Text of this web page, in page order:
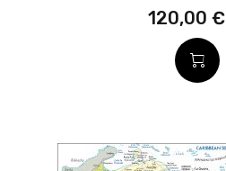
120,00 €